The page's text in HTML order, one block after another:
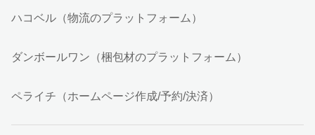
ハコベル（物流のプラットフォーム）
ダンボールワン（梱包材のプラットフォーム）
ペライチ（ホームページ作成/予約/決済）